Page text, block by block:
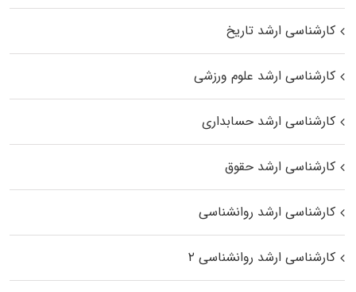
کارشناسی ارشد تاریخ
کارشناسی ارشد علوم ورزشی
کارشناسی ارشد حسابداری
کارشناسی ارشد حقوق
کارشناسی ارشد روانشناسی
کارشناسی ارشد روانشناسی ۲